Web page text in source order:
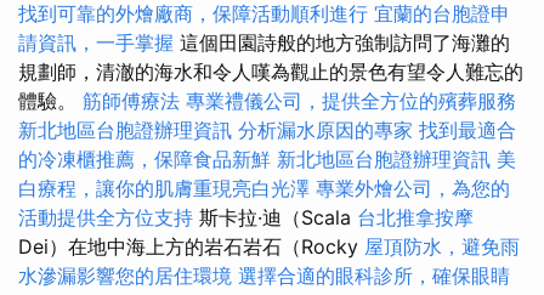
找到可靠的外燴廠商，保障活動順利進行 宜蘭的台胞證申
請資訊，一手掌握 這個田園詩般的地方強制訪問了海灘的
規劃師，清澈的海水和令人嘆為觀止的景色有望令人難忘的
體驗。 筋師傅療法 專業禮儀公司，提供全方位的殯葬服務
新北地區台胞證辦理資訊 分析漏水原因的專家 找到最適合
的冷凍櫃推薦，保障食品新鮮 新北地區台胞證辦理資訊 美
白療程，讓你的肌膚重現亮白光澤 專業外燴公司，為您的
活動提供全方位支持 斯卡拉·迪（Scala 台北推拿按摩
Dei）在地中海上方的岩石岩石（Rocky 屋頂防水，避免雨
水滲漏影響您的居住環境 選擇合適的眼科診所，確保眼睛